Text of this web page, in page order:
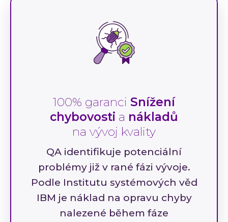
100% garanci Snížení
chybovosti a nákladů
na vývoj kvality
QA identifikuje potenciální
problémy již v rané fázi vývoje.
Podle Institutu systémových věd
IBM je náklad na opravu chyby
nalezené během fáze